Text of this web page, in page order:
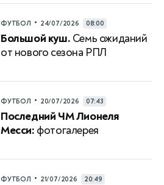
ФУТБОЛ • 24/07/2026 08:00
Большой куш. Семь ожиданий
от нового сезона РПЛ
ФУТБОЛ • 20/07/2026 07:43
Последний ЧМ Лионеля
Месси: фотогалерея
ФУТБОЛ • 21/07/2026 20:49